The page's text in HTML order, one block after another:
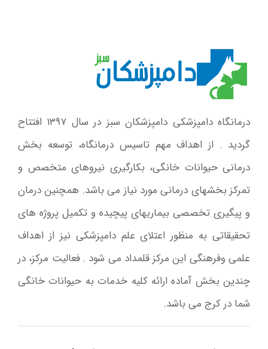
درمانگاه دامپزشکی دامپزشکان سبز در سال ۱۳۹۷ افتتاح
گردید . از اهداف مهم تاسیس درمانگاه، توسعه بخش
درمانی حیوانات خانگی، بکارگیری نیروهای متخصص و
تمرکز بخشهای درمانی مورد نیاز می باشد. همچنین درمان
و پیگیری تخصصی بیماریهای پیچیده و تکمیل پروژه های
تحقیقاتی به منظور اعتلای علم دامپزشکی نیز از اهداف
علمی وفرهنگی این مرکز قلمداد می شود . فعالیت مرکز، در
چندین بخش آماده ارائه کلیه خدمات به حیوانات خانگی
شما در کرج می باشد.